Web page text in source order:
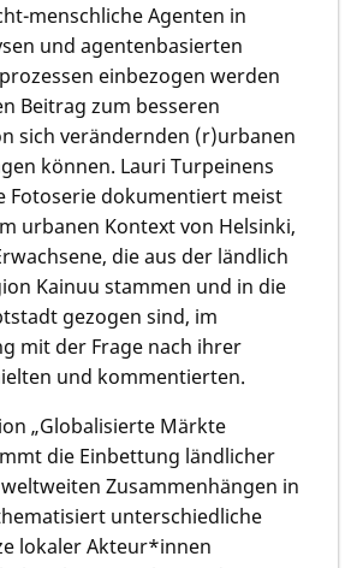
menschliche Agenten in
und agentenbasierten
einbezogen werden
Beitrag zum besseren
sich verändernden (r)urbanen
können. Lauri Turpeinens
Fotoserie dokumentiert meist
urbanen Kontext von Helsinki,
die aus der ländlich
Kainuu stammen und in die
gezogen sind, im
mit der Frage nach ihrer
und kommentierten.
„Globalisierte Märkte
die Einbettung ländlicher
Zusammenhängen in
unterschiedliche
lokaler Akteur*innen